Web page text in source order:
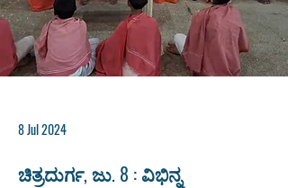
8 Jul 2024
ಚಿತ್ರದುರ್ಗ, ಜು. 8 : ವಿಭಿನ್ನ